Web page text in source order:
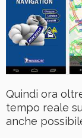
Quindi ora
tempo reale
anche